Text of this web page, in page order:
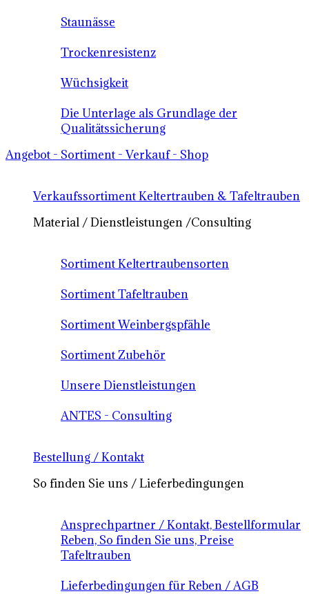
Staunässe
Trockenresistenz
Wüchsigkeit
Die Unterlage als Grundlage der
Qualitätssicherung
Angebot - Sortiment - Verkauf - Shop
Verkaufssortiment Keltertrauben & Tafeltrauben
Material / Dienstleistungen /Consulting
Sortiment Keltertraubensorten
Sortiment Tafeltrauben
Sortiment Weinbergspfähle
Sortiment Zubehör
Unsere Dienstleistungen
ANTES - Consulting
Bestellung / Kontakt
So finden Sie uns / Lieferbedingungen
Ansprechpartner / Kontakt, Bestellformular
Reben, So finden Sie uns, Preise
Tafeltrauben
Lieferbedingungen für Reben / AGB